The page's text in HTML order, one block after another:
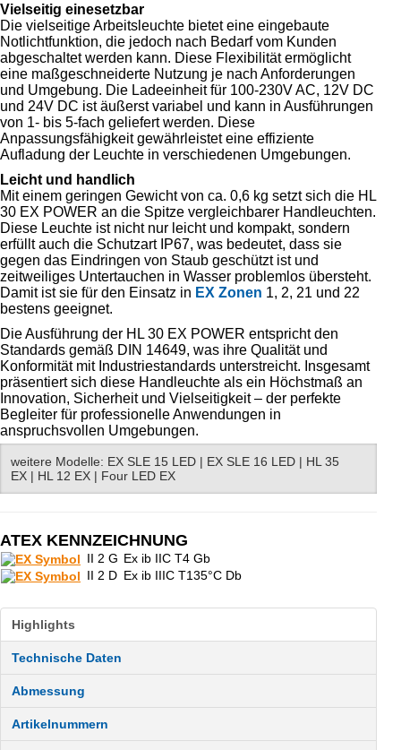
Vielseitig einesetzbar
Die vielseitige Arbeitsleuchte bietet eine eingebaute
Notlichtfunktion, die jedoch nach Bedarf vom Kunden
abgeschaltet werden kann. Diese Flexibilität ermöglicht
eine maßgeschneiderte Nutzung je nach Anforderungen
und Umgebung. Die Ladeeinheit für 100-230V AC, 12V DC
und 24V DC ist äußerst variabel und kann in Ausführungen
von 1- bis 5-fach geliefert werden. Diese
Anpassungsfähigkeit gewährleistet eine effiziente
Aufladung der Leuchte in verschiedenen Umgebungen.
Leicht und handlich
Mit einem geringen Gewicht von ca. 0,6 kg setzt sich die HL
30 EX POWER an die Spitze vergleichbarer Handleuchten.
Diese Leuchte ist nicht nur leicht und kompakt, sondern
erfüllt auch die Schutzart IP67, was bedeutet, dass sie
gegen das Eindringen von Staub geschützt ist und
zeitweiliges Untertauchen in Wasser problemlos übersteht.
Damit ist sie für den Einsatz in EX Zonen 1, 2, 21 und 22
bestens geeignet.
Die Ausführung der HL 30 EX POWER entspricht den
Standards gemäß DIN 14649, was ihre Qualität und
Konformität mit Industriestandards unterstreicht. Insgesamt
präsentiert sich diese Handleuchte als ein Höchstmaß an
Innovation, Sicherheit und Vielseitigkeit – der perfekte
Begleiter für professionelle Anwendungen in
anspruchsvollen Umgebungen.
weitere Modelle: EX SLE 15 LED | EX SLE 16 LED | HL 35
EX | HL 12 EX | Four LED EX
ATEX KENNZEICHNUNG
II 2 G Ex ib IIC T4 Gb
II 2 D Ex ib IIIC T135°C Db
Highlights
Technische Daten
Abmessung
Artikelnummern